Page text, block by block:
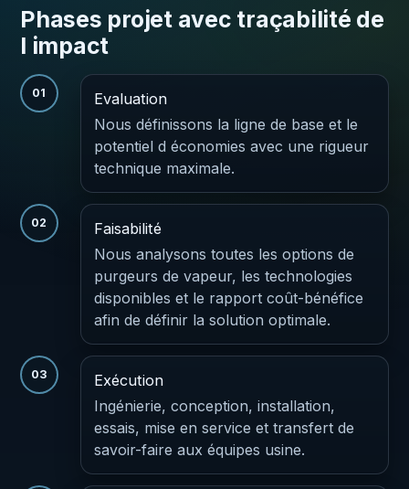
Phases projet avec traçabilité de
l impact
01
Evaluation
Nous définissons la ligne de base et le
potentiel d économies avec une rigueur
technique maximale.
02
Faisabilité
Nous analysons toutes les options de
purgeurs de vapeur, les technologies
disponibles et le rapport coût-bénéfice
afin de définir la solution optimale.
03
Exécution
Ingénierie, conception, installation,
essais, mise en service et transfert de
savoir-faire aux équipes usine.